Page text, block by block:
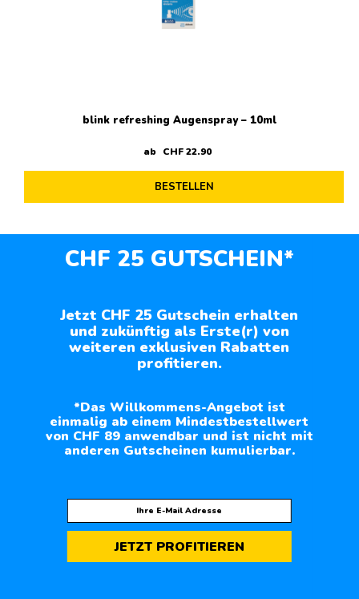
blink refreshing Augenspray – 10ml
ab CHF22.90
BESTELLEN
CHF 25 GUTSCHEIN*
Jetzt CHF 25 Gutschein erhalten
und zukünftig als Erste(r) von
weiteren exklusiven Rabatten
profitieren.
*Das Willkommens-Angebot ist
einmalig ab einem Mindestbestellwert
von CHF 89 anwendbar und ist nicht mit
anderen Gutscheinen kumulierbar.
JETZT PROFITIEREN